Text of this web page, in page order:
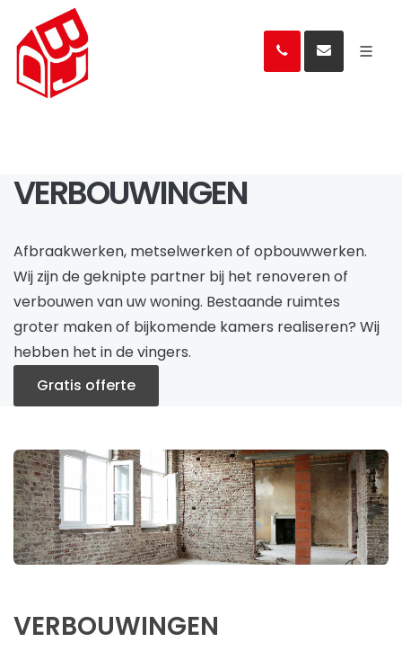
VERBOUWINGEN
Afbraakwerken, metselwerken of opbouwwerken.
Wij zijn de geknipte partner bij het renoveren of
verbouwen van uw woning. Bestaande ruimtes
groter maken of bijkomende kamers realiseren? Wij
hebben het in de vingers.
Gratis offerte
VERBOUWINGEN